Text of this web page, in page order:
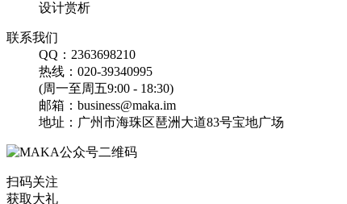
设计赏析
联系我们
QQ：2363698210
热线：020-39340995
(周一至周五9:00 - 18:30)
邮箱：business@maka.im
地址：广州市海珠区琶洲大道83号宝地广场
扫码关注
获取大礼